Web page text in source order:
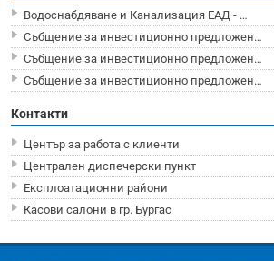
Водоснабдяване и Канализация ЕАД - …
Събщение за инвестиционно предложен…
Събщение за инвестиционно предложен…
Събщение за инвестиционно предложен…
Контакти
Център за работа с клиенти
Централен диспечерски пункт
Експлоатационни райони
Касови салони в гр. Бургас